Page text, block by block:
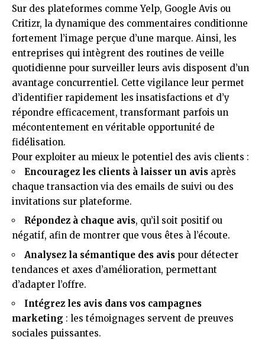
Sur des plateformes comme Yelp, Google Avis ou
Critizr, la dynamique des commentaires conditionne
fortement l’image perçue d’une marque. Ainsi, les
entreprises qui intègrent des routines de veille
quotidienne pour surveiller leurs avis disposent d’un
avantage concurrentiel. Cette vigilance leur permet
d’identifier rapidement les insatisfactions et d’y
répondre efficacement, transformant parfois un
mécontentement en véritable opportunité de
fidélisation.
Pour exploiter au mieux le potentiel des avis clients :
Encouragez les clients à laisser un avis après
chaque transaction via des emails de suivi ou des
invitations sur plateforme.
Répondez à chaque avis, qu’il soit positif ou
négatif, afin de montrer que vous êtes à l’écoute.
Analysez la sémantique des avis pour détecter
tendances et axes d’amélioration, permettant
d’adapter l’offre.
Intégrez les avis dans vos campagnes
marketing : les témoignages servent de preuves
sociales puissantes.